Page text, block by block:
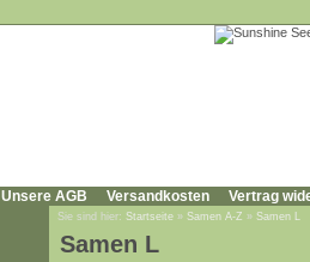
Unsere AGB Versandkosten Vertrag
Sie sind hier: Startseite » Samen A-Z » Samen L
Samen L